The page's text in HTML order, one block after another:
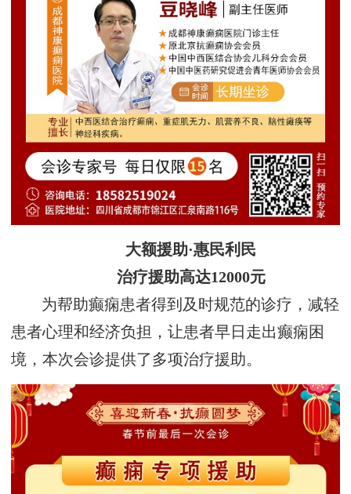
大额援助·惠民利民
治疗援助高达12000元
为帮助癫痫患者得到及时规范的诊疗，减轻
患者心理和经济负担，让患者早日走出癫痫困
境，本次会诊提供了多项治疗援助。